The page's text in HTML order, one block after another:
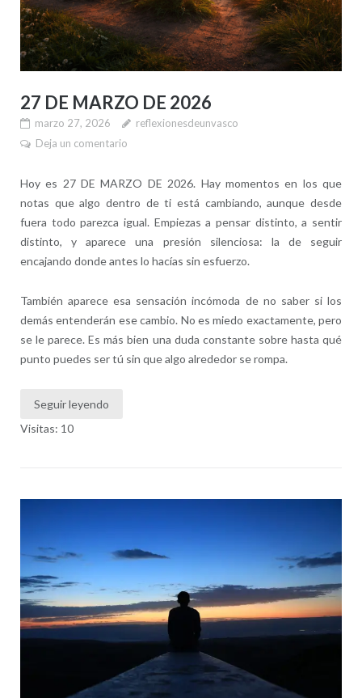
27 DE MARZO DE 2026
marzo 27, 2026
reflexionesdeunvasco
Deja un comentario
Hoy es 27 DE MARZO DE 2026. Hay momentos en los que
notas que algo dentro de ti está cambiando, aunque desde
fuera todo parezca igual. Empiezas a pensar distinto, a sentir
distinto, y aparece una presión silenciosa: la de seguir
encajando donde antes lo hacías sin esfuerzo.
También aparece esa sensación incómoda de no saber si los
demás entenderán ese cambio. No es miedo exactamente, pero
se le parece. Es más bien una duda constante sobre hasta qué
punto puedes ser tú sin que algo alrededor se rompa.
Seguir leyendo
Visitas: 10